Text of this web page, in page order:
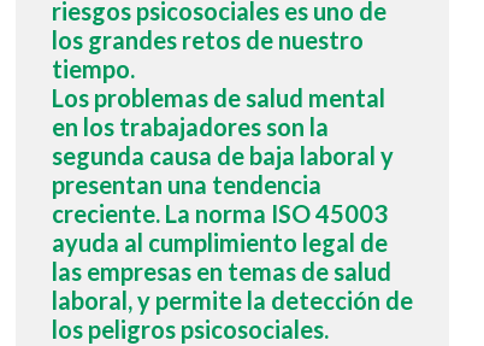
riesgos psicosociales es uno de
los grandes retos de nuestro
tiempo.
Los problemas de salud mental
en los trabajadores son la
segunda causa de baja laboral y
presentan una tendencia
creciente. La norma ISO 45003
ayuda al cumplimiento legal de
las empresas en temas de salud
laboral, y permite la detección de
los peligros psicosociales.